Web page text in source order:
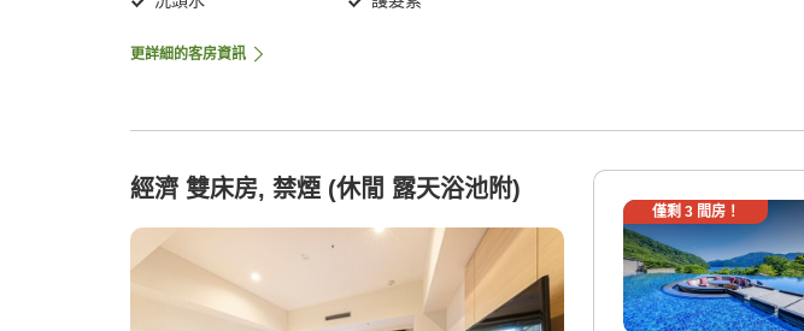
更詳細的客房資訊
經濟 雙床房, 禁煙 (休閒 露天浴池附)
僅剩 3間房！